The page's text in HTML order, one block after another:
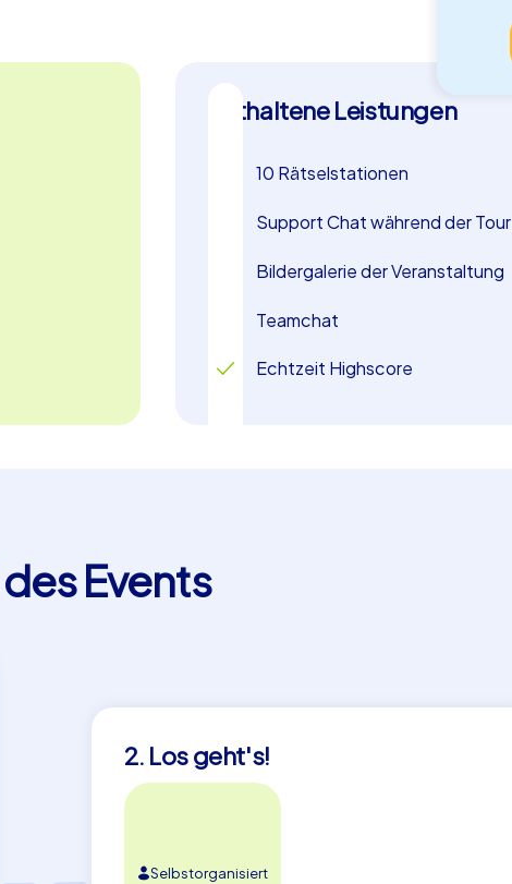
Enthaltene Leistungen
10 Rätselstationen
Support Chat während der Tour
Bildergalerie der Veranstaltung
Teamchat
Echtzeit Highscore
Events
2. Los geht's!
Selbstorganisiert